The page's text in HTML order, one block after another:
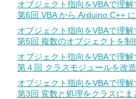
オブジェクト指向をVBAで理解
第6回 VBA から Arduino C++ に
オブジェクト指向をVBAで理解
第5回 複数のオブジェクトを制
オブジェクト指向をVBAで理解
第４回 クラスモジュールを改
オブジェクト指向をVBAで理解
第3回 変数と処理をクラスにま